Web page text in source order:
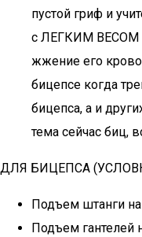
пустой гриф и
с ЛЕГКИМ ВЕСОМ
жжение его
бицепсе когда
бицепса, а и
тема сейчас биц,
ДЛЯ БИЦЕПСА
Подъем штанги на
Подъем гантелей